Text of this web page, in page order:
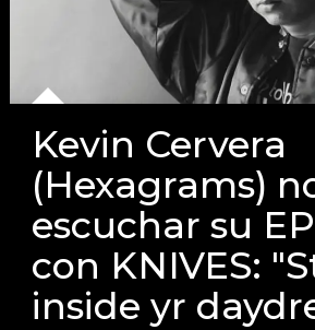
Kevin Cervera
(Hexagrams)
escuchar su
con KNIVES:
inside yr